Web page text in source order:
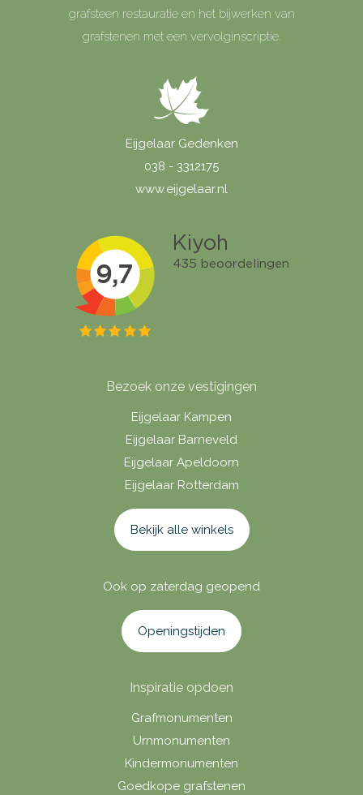
grafsteen restauratie en het bijwerken van
grafstenen met een vervolginscriptie.
Eijgelaar Gedenken
038 - 3312175
www.eijgelaar.nl
Bezoek onze vestigingen
Eijgelaar Kampen
Eijgelaar Barneveld
Eijgelaar Apeldoorn
Eijgelaar Rotterdam
Bekijk alle winkels
Ook op zaterdag geopend
Openingstijden
Inspiratie opdoen
Grafmonumenten
Urnmonumenten
Kindermonumenten
Goedkope grafstenen